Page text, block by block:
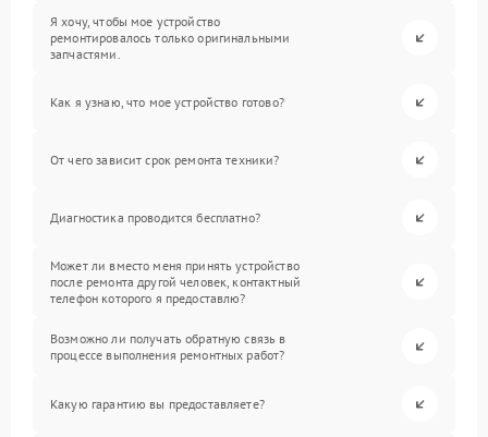
Я хочу, чтобы мое устройство
ремонтировалось только оригинальными
запчастями.
Как я узнаю, что мое устройство готово?
От чего зависит срок ремонта техники?
Диагностика проводится бесплатно?
Может ли вместо меня принять устройство
после ремонта другой человек, контактный
телефон которого я предоставлю?
Возможно ли получать обратную связь в
процессе выполнения ремонтных работ?
Какую гарантию вы предоставляете?